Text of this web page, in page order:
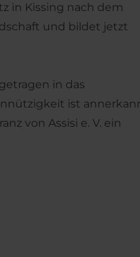
in Kissing nach dem
und bildet jetzt
in das
ist
von Assisi e. V. ein